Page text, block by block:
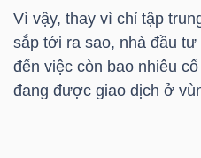
Vì vậy, thay vì chỉ tập
sắp tới ra sao, nhà đầu
đến việc còn bao nhiêu
đang được giao dịch ở
DÙNG
THIẾT
YẾU